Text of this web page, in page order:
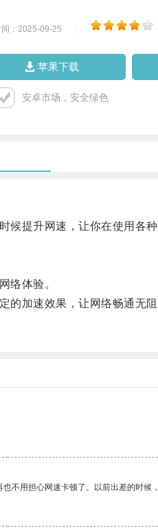
间：2025-09-25
苹果下载
安卓市场，安全绿色
提升网速，让你在使用各种
络体验。
加速效果，让网络畅通无阻
用担心网速卡顿了。以前出差的时候